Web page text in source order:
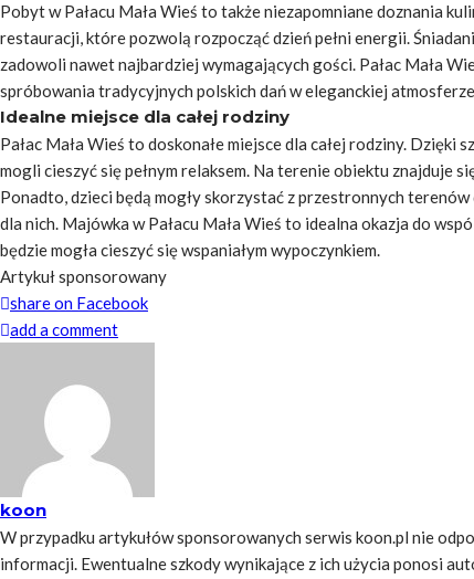
Pobyt w Pałacu Mała Wieś to także niezapomniane doznania
restauracji, które pozwolą rozpocząć dzień pełni energii.
zadowoli nawet najbardziej wymagających gości. Pałac Mała
spróbowania tradycyjnych polskich dań w eleganckiej
Idealne miejsce dla całej rodziny
Pałac Mała Wieś to doskonałe miejsce dla całej rodziny.
mogli cieszyć się pełnym relaksem. Na terenie obiektu znajduje
Ponadto, dzieci będą mogły skorzystać z przestronnych
dla nich. Majówka w Pałacu Mała Wieś to idealna okazja do
będzie mogła cieszyć się wspaniałym wypoczynkiem.
Artykuł sponsorowany
share on Facebook
add a comment
koon
W przypadku artykułów sponsorowanych serwis koon.pl nie
informacji. Ewentualne szkody wynikające z ich użycia ponosi